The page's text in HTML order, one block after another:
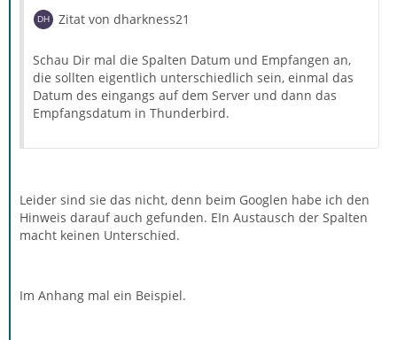
Zitat von dharkness21
Schau Dir mal die Spalten Datum und Empfangen an,
die sollten eigentlich unterschiedlich sein, einmal das
Datum des eingangs auf dem Server und dann das
Empfangsdatum in Thunderbird.
Leider sind sie das nicht, denn beim Googlen habe ich den
Hinweis darauf auch gefunden. EIn Austausch der Spalten
macht keinen Unterschied.
Im Anhang mal ein Beispiel.